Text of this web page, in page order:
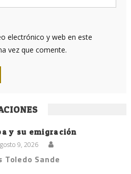
electrónico y web en este
vez que comente.
y su emigración
9, 2026
Toledo Sande